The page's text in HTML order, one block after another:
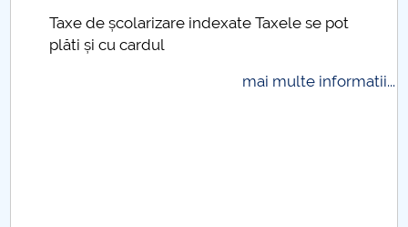
Taxe de școlarizare indexate Taxele se pot
plăti și cu cardul
mai multe informatii...